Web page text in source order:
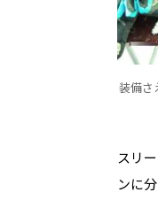
装備さ
スリ
ンに